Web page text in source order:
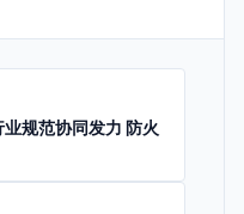
规范协同发力 防火